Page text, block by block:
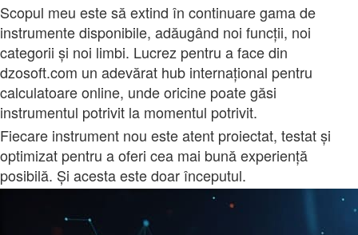
Scopul meu este să extind în continuare gama de
instrumente disponibile, adăugând noi funcții, noi
categorii și noi limbi. Lucrez pentru a face din
dzosoft.com un adevărat hub internațional pentru
calculatoare online, unde oricine poate găsi
instrumentul potrivit la momentul potrivit.
Fiecare instrument nou este atent proiectat, testat și
optimizat pentru a oferi cea mai bună experiență
posibilă. Și acesta este doar începutul.